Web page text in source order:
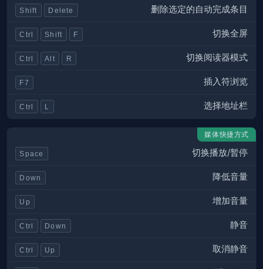
Shift Delete 删除选定的自动完成条目
Ctrl Shift F 切换全屏
Ctrl Alt R 切换阅读器模式
F7 插入符浏览
Ctrl L 选择地址栏
媒体快捷方式
Space 切换播放/暂停
Down 降低音量
Up 增加音量
Ctrl Down 静音
Ctrl Up 取消静音